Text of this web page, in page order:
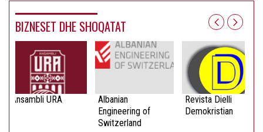
BIZNESET DHE SHOQATAT
Ansambli URA
Albanian
Engineering of
Switzerland
Revista Dielli
Demokristian